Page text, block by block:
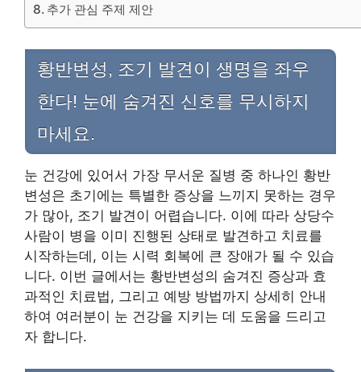
추가 관심 주제 제안
황반변성, 조기 발견이 생명을 좌우
한다! 눈에 숨겨진 신호를 무시하지
마세요.
눈 건강에 있어서 가장 무서운 질병 중 하나인 황반
변성은 초기에는 특별한 증상을 느끼지 못하는 경우
가 많아, 조기 발견이 어렵습니다. 이에 따라 상당수
사람이 병을 이미 진행된 상태로 발견하고 치료를
시작하는데, 이는 시력 회복에 큰 장애가 될 수 있습
니다. 이번 글에서는 황반변성의 숨겨진 증상과 효
과적인 치료법, 그리고 예방 방법까지 상세히 안내
하여 여러분이 눈 건강을 지키는 데 도움을 드리고
자 합니다.